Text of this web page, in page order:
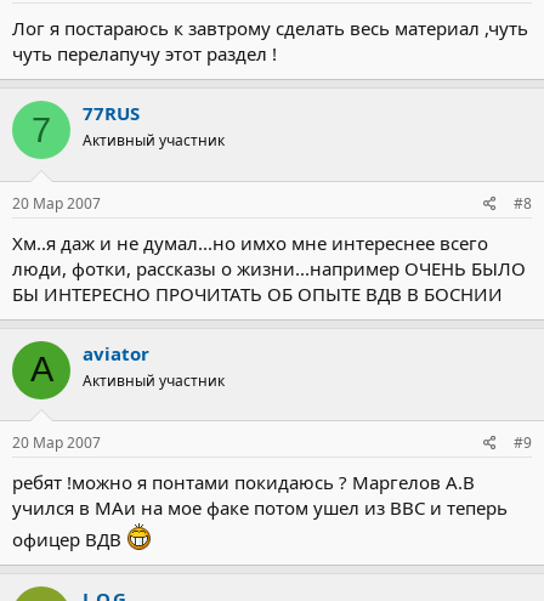
Лог я постараюсь к завтрому сделать весь материал ,чуть
чуть перелапучу этот раздел !
7 77RUS
Активный участник
20 Мар 2007 #8
Хм..я даж и не думал...но имхо мне интереснее всего
люди, фотки, рассказы о жизни...например ОЧЕНЬ БЫЛО
БЫ ИНТЕРЕСНО ПРОЧИТАТЬ ОБ ОПЫТЕ ВДВ В БОСНИИ
A aviator
Активный участник
20 Мар 2007 #9
ребят !можно я понтами покидаюсь ? Маргелов А.В
учился в МАи на мое факе потом ушел из ВВС и теперь
офицер ВДВ